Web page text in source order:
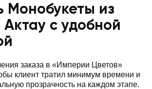
Монобукеты из
Актау с удобной
заказа в «Империи Цветов»
клиент тратил минимум времени и
прозрачность на каждом этапе.